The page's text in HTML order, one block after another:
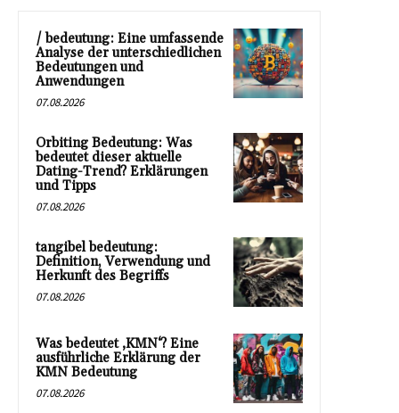
/ bedeutung: Eine umfassende
Analyse der unterschiedlichen
Bedeutungen und
Anwendungen
07.08.2026
Orbiting Bedeutung: Was
bedeutet dieser aktuelle
Dating-Trend? Erklärungen
und Tipps
07.08.2026
tangibel bedeutung:
Definition, Verwendung und
Herkunft des Begriffs
07.08.2026
Was bedeutet ‚KMN‘? Eine
ausführliche Erklärung der
KMN Bedeutung
07.08.2026